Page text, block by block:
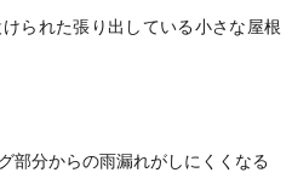
られた張り出している小さな屋根
部分からの雨漏れがしにくくなる